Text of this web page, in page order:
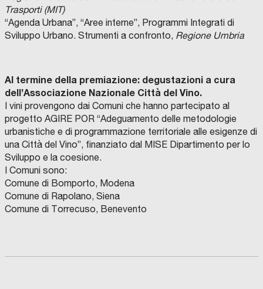
Trasporti (MIT)
“Agenda Urbana”, “Aree interne”, Programmi Integrati di
Sviluppo Urbano. Strumenti a confronto, Regione Umbria
Al termine della premiazione: degustazioni a cura
dell’Associazione Nazionale Città del Vino.
I vini provengono dai Comuni che hanno partecipato al
progetto AGIRE POR “Adeguamento delle metodologie
urbanistiche e di programmazione territoriale alle esigenze di
una Città del Vino”, finanziato dal MISE Dipartimento per lo
Sviluppo e la coesione.
I Comuni sono:
Comune di Bomporto, Modena
Comune di Rapolano, Siena
Comune di Torrecuso, Benevento